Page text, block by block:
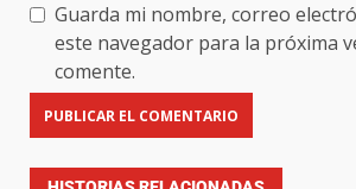
Guarda mi nombre, correo
este navegador para la próxima
comente.